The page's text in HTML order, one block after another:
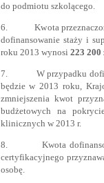
do podmiotu szkolącego.
6. Kwota przeznaczona
dofinansowanie staży i
roku 2013 wynosi 223 200
7. W przypadku
będzie w 2013 roku,
zmniejszenia kwot
budżetowych na
klinicznych w 2013 r.
8. Kwota
certyfikacyjnego
osobę.